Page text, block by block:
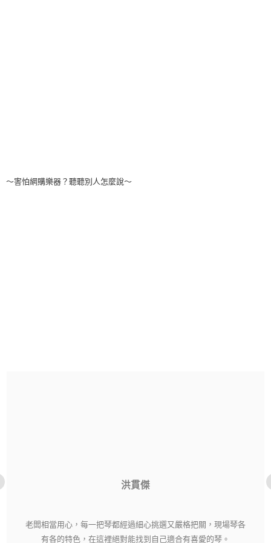
～害怕網購樂器？聽聽別人怎麼說～
洪貫傑
老闆相當用心，每一把琴都經過細心挑選又嚴格把關，現場琴各
有各的特色，在這裡絕對能找到自己適合有喜愛的琴。